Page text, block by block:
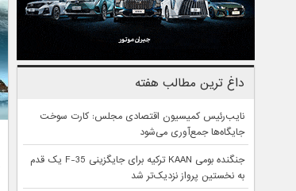
داغ ترین مطالب هفته
نایب‌رئیس کمیسیون اقتصادی مجلس: کارت سوخت
جایگاه‌ها جمع‌آوری می‌شود
جنگنده بومی KAAN ترکیه برای جایگزینی F-35 یک قدم
به نخستین پرواز نزدیک‌تر شد